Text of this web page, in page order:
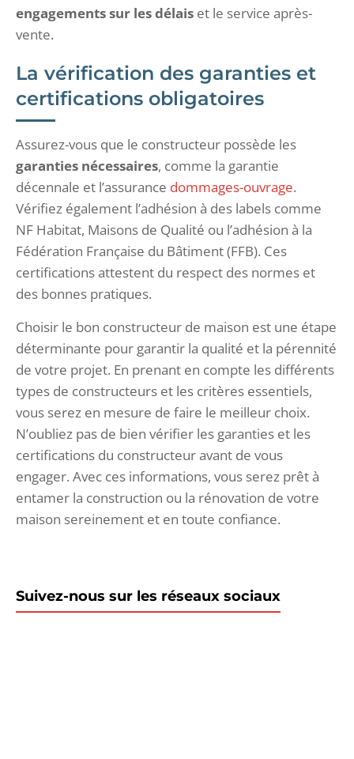
engagements sur les délais et le service après-
vente.
La vérification des garanties et
certifications obligatoires
Assurez-vous que le constructeur possède les
garanties nécessaires, comme la garantie
décennale et l’assurance dommages-ouvrage.
Vérifiez également l’adhésion à des labels comme
NF Habitat, Maisons de Qualité ou l’adhésion à la
Fédération Française du Bâtiment (FFB). Ces
certifications attestent du respect des normes et
des bonnes pratiques.
Choisir le bon constructeur de maison est une étape
déterminante pour garantir la qualité et la pérennité
de votre projet. En prenant en compte les différents
types de constructeurs et les critères essentiels,
vous serez en mesure de faire le meilleur choix.
N’oubliez pas de bien vérifier les garanties et les
certifications du constructeur avant de vous
engager. Avec ces informations, vous serez prêt à
entamer la construction ou la rénovation de votre
maison sereinement et en toute confiance.
Suivez-nous sur les réseaux sociaux